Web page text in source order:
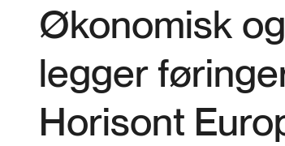
Økonomisk
legger
Horisont